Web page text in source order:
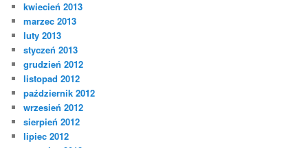
kwiecień 2013
marzec 2013
luty 2013
styczeń 2013
grudzień 2012
listopad 2012
październik 2012
wrzesień 2012
sierpień 2012
lipiec 2012